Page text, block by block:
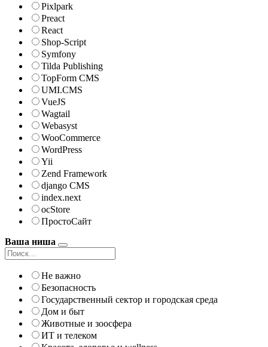
Pixlpark
Preact
React
Shop-Script
Symfony
Tilda Publishing
TopForm CMS
UMI.CMS
VueJS
Wagtail
Webasyst
WooCommerce
WordPress
Yii
Zend Framework
django CMS
index.next
ocStore
ПростоСайт
Ваша ниша
Не важно
Безопасность
Государственный сектор и городская среда
Дом и быт
Животные и зоосфера
ИТ и телеком